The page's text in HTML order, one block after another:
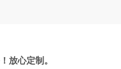
放心定制。